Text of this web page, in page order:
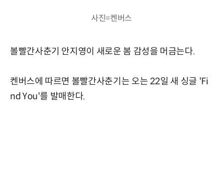
사진=켄버스
볼빨간사춘기 안지영이 새로운 봄 감성을 머금는다.
켄버스에 따르면 볼빨간사춘기는 오는 22일 새 싱글 'Fi
nd You'를 발매한다.